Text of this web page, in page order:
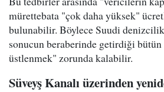
mürettebata "çok daha yüksek"
bulunabilir. Böylece Suudi
sonucun beraberinde getirdiği
üstlenmek" zorunda kalabilir.
Süveyş Kanalı üzerinden